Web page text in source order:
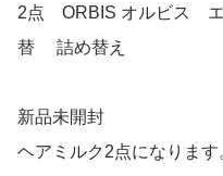
2点 ORBIS オルビス
替 詰め替え
新品未開封
ヘアミルク2点になります